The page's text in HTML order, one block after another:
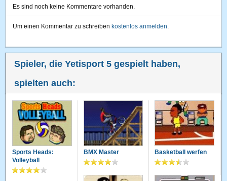
Es sind noch keine Kommentare vorhanden.
Um einen Kommentar zu schreiben kostenlos anmelden.
Spieler, die Yetisport 5 gespielt haben,
spielten auch:
Sports Heads:
Volleyball
BMX Master Basketball werfen